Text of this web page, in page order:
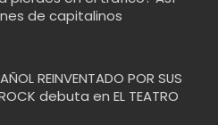
de capitalinos
REINVENTADO POR SUS
debuta en EL TEATRO